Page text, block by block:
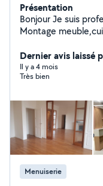
Présentation
Bonjour Je suis
Montage
Dernier avis laissé
Il y a 4 mois
Très bien
Menuiserie